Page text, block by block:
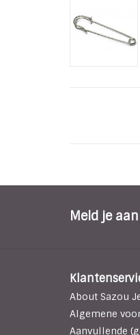
Meld je
About Sazou
Algemene
Aanvullende